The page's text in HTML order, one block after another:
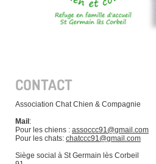
CONTACT
Association Chat Chien & Compagnie
Mail :
Pour les chiens : assoccc91@gmail.com
Pour les chats: chatccc91@gmail.com
Siège social à St Germain lès Corbeil